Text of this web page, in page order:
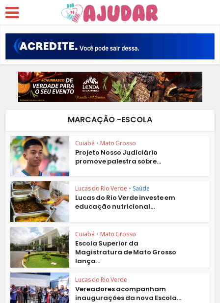
MARCAÇÃO -ESCOLA
Cuiabá • Mato Grosso
Projeto Nosso Judiciário
promove palestra sobre...
Lucas do Rio Verde • Saúde
Lucas do Rio Verde investe em
educação nutricional...
Cuiabá • Mato Grosso
Escola Superior da
Magistratura de Mato Grosso
lança...
Lucas do Rio Verde
Vereadores acompanham
inaugurações da nova Escola...